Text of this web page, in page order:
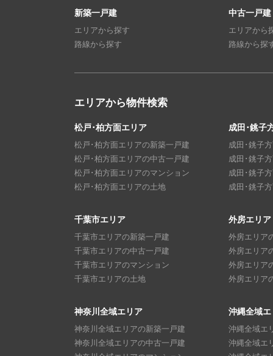
新築一戸建
エリアから探す
路線から探す
中古一戸建
エリアから
路線から探
エリアから物件検索
松戸･柏方面エリア
松戸･柏方面エリアの新築一戸建
松戸･柏方面エリアの中古一戸建
松戸･柏方面エリアのマンション
松戸･柏方面エリアの土地
成田･銚子
成田･銚子
成田･銚子
成田･銚子
成田･銚子
千葉市エリア
千葉市エリアの新築一戸建
千葉市エリアの中古一戸建
千葉市エリアのマンション
千葉市エリアの土地
外房エリア
外房エリア
外房エリア
外房エリア
外房エリア
神奈川全域エリア
神奈川全域エリアの新築一戸建
神奈川全域エリアの中古一戸建
沖縄全域エ
沖縄全域エ
沖縄全域エ